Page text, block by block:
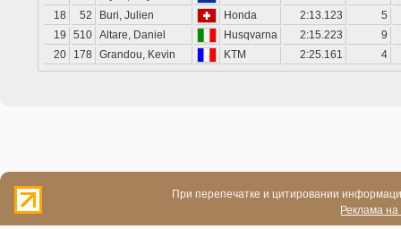
18
52 Buri, Julien Honda 2:13.123
5
19
510 Altare, Daniel Husqvarna 2:15.223
9
20
178 Grandou, Kevin KTM 2:25.161 4
При перепечатке и цитировании
Реклама на